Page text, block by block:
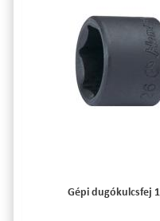
Gépi dugókulcsfej